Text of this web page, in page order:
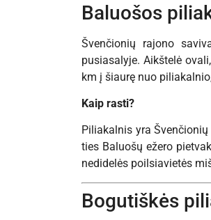
Baluošos
Švenčionių rajono
pusiasalyje. Aikštelė
km į šiaurę nuo
Kaip rasti?
Piliakalnis yra
ties Baluošų ežero
nedidelės poilsiavietės
Bogutiškės